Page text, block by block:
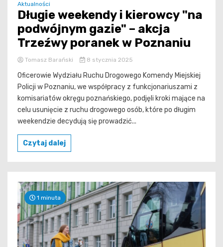
Aktualności
Długie weekendy i kierowcy "na
podwójnym gazie" – akcja
Trzeźwy poranek w Poznaniu
Tomasz Barański 8 stycznia 2025
Oficerowie Wydziału Ruchu Drogowego Komendy Miejskiej
Policji w Poznaniu, we współpracy z funkcjonariuszami z
komisariatów okręgu poznańskiego, podjęli kroki mające na
celu usunięcie z ruchu drogowego osób, które po długim
weekendzie decydują się prowadzić...
Czytaj dalej
1 minuta